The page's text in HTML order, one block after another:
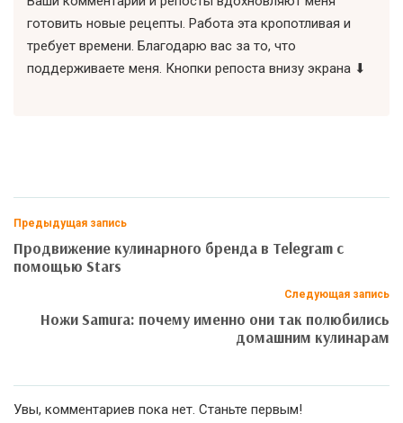
готовить новые рецепты. Работа эта кропотливая и
требует времени. Благодарю вас за то, что
поддерживаете меня. Кнопки репоста внизу экрана ⬇
Предыдущая запись
Продвижение кулинарного бренда в Telegram с
помощью Stars
Следующая запись
Ножи Samura: почему именно они так полюбились
домашним кулинарам
Увы, комментариев пока нет. Станьте первым!